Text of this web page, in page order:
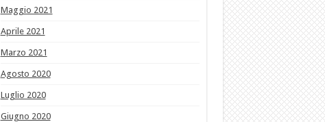
Maggio 2021
Aprile 2021
Marzo 2021
Agosto 2020
Luglio 2020
Giugno 2020